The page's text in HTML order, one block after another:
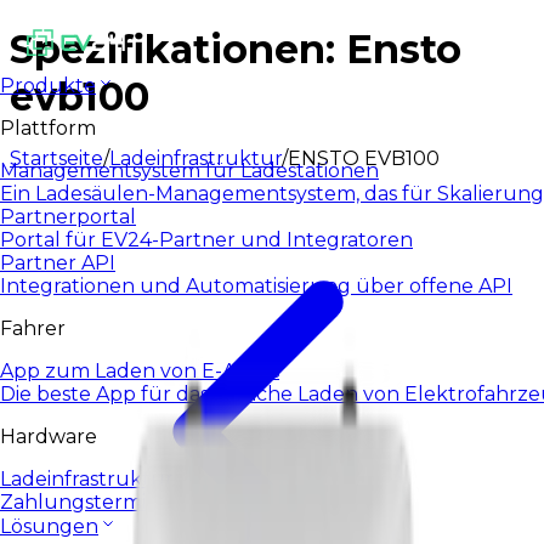
Produkte
Plattform
Managementsystem für Ladestationen
Ein Ladesäulen-Managementsystem, das für
Partnerportal
Portal für EV24-Partner und Integratoren
Partner API
Integrationen und Automatisierung über offene API
Fahrer
App zum Laden von E-Autos
Die beste App für das tägliche Laden von
Hardware
Ladeinfrastruktur
Zahlungsterminals
Lösungen
Spezifikationen: Ensto
evb100
Startseite/Ladeinfrastruktur/ENSTO EVB100